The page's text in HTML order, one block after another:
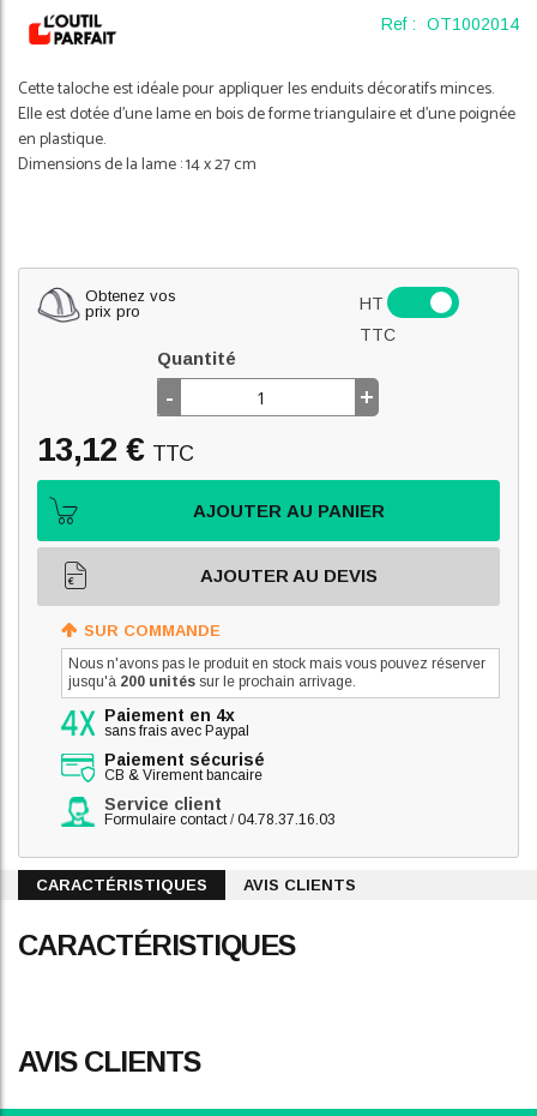
Ref : OT1002014
Cette taloche est idéale pour appliquer les enduits décoratifs minces.
Elle est dotée d’une lame en bois de forme triangulaire et d’une poignée
en plastique.
Dimensions de la lame : 14 x 27 cm
the
Obtenez vos
prix pro
HT
TTC
Quantité
- +
13,12 € TTC
AJOUTER AU PANIER
AJOUTER AU DEVIS
SUR COMMANDE
Nous n'avons pas le produit en stock mais vous pouvez réserver
jusqu'à 200 unités sur le prochain arrivage.
Paiement en 4x
sans frais avec Paypal
Paiement sécurisé
CB & Virement bancaire
Service client
Formulaire contact/04.78.37.16.03
CARACTÉRISTIQUES AVIS CLIENTS
CARACTÉRISTIQUES
AVIS CLIENTS